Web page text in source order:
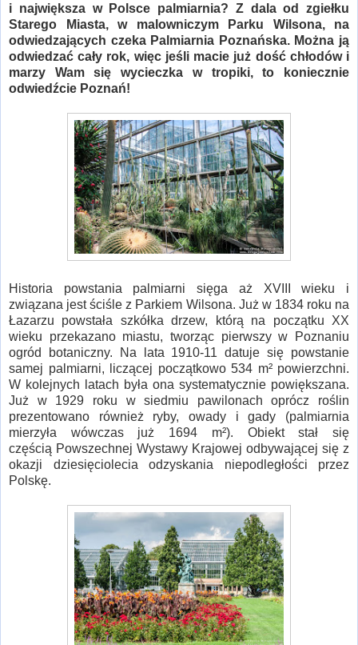
i największa w Polsce palmiarnia? Z dala od zgiełku
Starego Miasta, w malowniczym Parku Wilsona, na
odwiedzających czeka Palmiarnia Poznańska. Można ją
odwiedzać cały rok, więc jeśli macie już dość chłodów i
marzy Wam się wycieczka w tropiki, to koniecznie
odwiedźcie Poznań!
Historia powstania palmiarni sięga aż XVIII wieku i
związana jest ściśle z Parkiem Wilsona. Już w 1834 roku na
Łazarzu powstała szkółka drzew, którą na początku XX
wieku przekazano miastu, tworząc pierwszy w Poznaniu
ogród botaniczny. Na lata 1910-11 datuje się powstanie
samej palmiarni, liczącej początkowo 534 m² powierzchni.
W kolejnych latach była ona systematycznie powiększana.
Już w 1929 roku w siedmiu pawilonach oprócz roślin
prezentowano również ryby, owady i gady (palmiarnia
mierzyła wówczas już 1694 m²). Obiekt stał się
częścią Powszechnej Wystawy Krajowej odbywającej się z
okazji dziesięciolecia odzyskania niepodległości przez
Polskę.